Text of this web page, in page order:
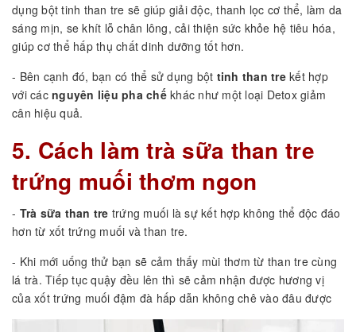
dụng bột tinh than tre sẽ giúp giải độc, thanh lọc cơ thể, làm da
sáng mịn, se khít lỗ chân lông, cải thiện sức khỏe hệ tiêu hóa,
giúp cơ thể hấp thụ chất dinh dưỡng tốt hơn.
- Bên cạnh đó, bạn có thể sử dụng bột tinh than tre kết hợp
với các nguyên liệu pha chếkhác như một loại Detox giảm
cân hiệu quả.
5. Cách làm trà sữa than tre
trứng muối thơm ngon
- Trà sữa than tre trứng muối là sự kết hợp không thể độc đáo
hơn từ xốt trứng muối và than tre.
- Khi mới uống thử bạn sẽ cảm thấy mùi thơm từ than tre cùng
lá trà. Tiếp tục quậy đều lên thì sẽ cảm nhận được hương vị
của xốt trứng muối đậm đà hấp dẫn không chê vào đâu được